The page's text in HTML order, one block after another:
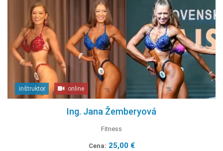
inštruktor online
Ing. Jana Žemberyová
Fitness
Cena: 25,00 €